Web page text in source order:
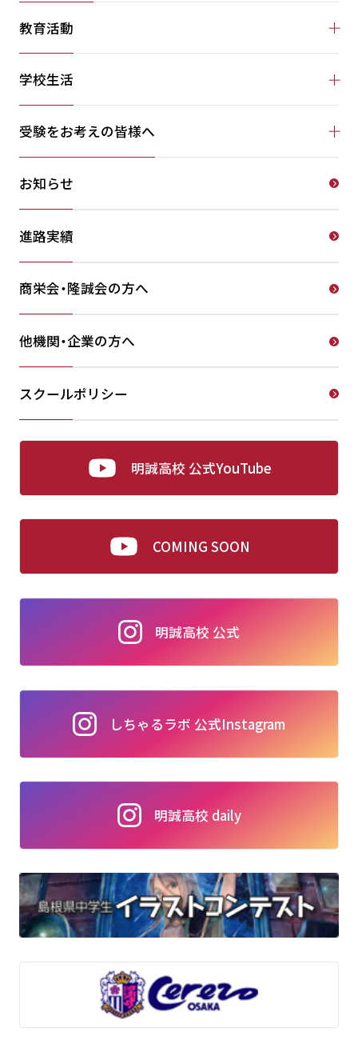
教育活動
学校生活
受験をお考えの皆様へ
お知らせ
進路実績
商栄会・隆誠会の方へ
他機関・企業の方へ
スクールポリシー
明誠高校 公式YouTube
COMING SOON
明誠高校 公式
しちゃるラボ 公式Instagram
明誠高校 daily